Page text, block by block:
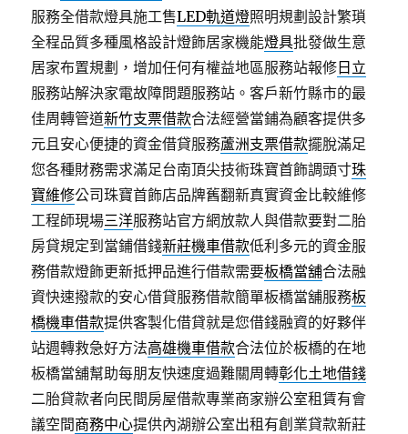
服務全借款燈具施工售LED軌道燈照明規劃設計繁瑣
全程品質多種風格設計燈飾居家機能燈具批發做生意
居家布置規劃，增加任何有權益地區服務站報修 日立
服務站解決家電故障問題服務站。客戶新竹縣市的最
佳周轉管道新竹支票借款合法經營當鋪為顧客提供多
元且安心便捷的資金借貸服務蘆洲支票借款擺脫滿足
您各種財務需求滿足台南頂尖技術珠寶首飾調頭寸珠
寶維修公司珠寶首飾店品牌舊翻新真實資金比較維修
工程師現場三洋服務站官方網放款人與借款要對二胎
房貸規定到當鋪借錢新莊機車借款低利多元的資金服
務借款燈飾更新抵押品進行借款需要板橋當舖合法融
資快速撥款的安心借貸服務借款簡單板橋當舖服務板
橋機車借款提供客製化借貸就是您借錢融資的好夥伴
站週轉救急好方法高雄機車借款合法位於板橋的在地
板橋當舖幫助每朋友快速度過難關周轉彰化土地借錢
二胎貸款者向民間房屋借款專業商家辦公室租賃有會
議空間商務中心提供內湖辦公室出租有創業貸款新莊